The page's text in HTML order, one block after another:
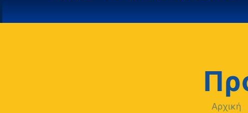
Αρχική